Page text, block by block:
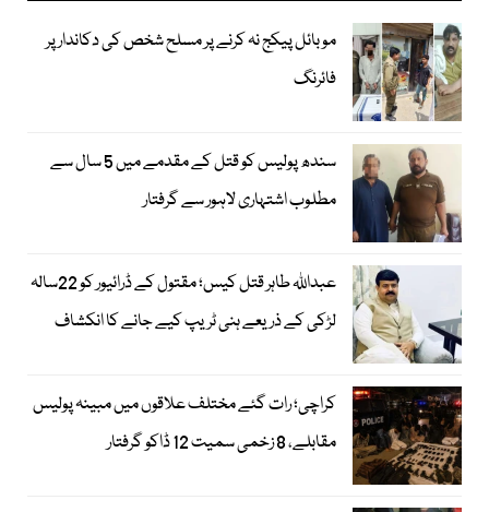
موبائل پیکج نہ کرنے پر مسلح شخص کی دکاندار پر
فائرنگ
سندھ پولیس کو قتل کے مقدمے میں 5 سال سے
مطلوب اشتہاری لاہور سے گرفتار
عبداللہ طاہر قتل کیس؛ مقتول کے ڈرائیور کو 22سالہ
لڑکی کے ذریعے ہنی ٹریپ کیے جانے کا انکشاف
کراچی؛ رات گئے مختلف علاقوں میں مبینہ پولیس
مقابلے، 8 زخمی سمیت 12 ڈاکو گرفتار